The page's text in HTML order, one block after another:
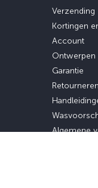
Verzending
Kortingen
Account
Ontwerpen
Garantie
Retourneren
Algemene